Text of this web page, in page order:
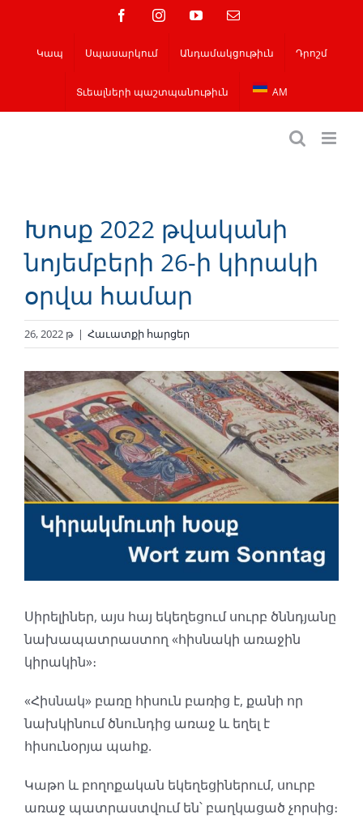
content
ՖեյսբուքInstagramYouTubeEmail
Կապ Սպասարկում Անդամակցութիւն Դրոշմ
Տւեալների պաշտպանութիւն AM
Խոսք 2022 թվականի
նոյեմբերի 26-ի կիրակի
օրվա համար
26, 2022 թ | Հաւատքի հարցեր
Դիտել
ավելի
մեծ
պատկեր
Սիրելիներ, այս հայ եկեղեցում սուրբ ծննդյանը
նախապատրաստող «հիսնակի առաջին
կիրակին»։
«Հիսնակ» բառը հիսուն բառից է, քանի որ
նախկինում ծնունդից առաջ և եղել է
հիսունօրյա պահք.
Կաթո և բողոքական եկեղեցիներում, սուրբ
առաջ պատրաստվում են՝ բաղկացած չորսից։